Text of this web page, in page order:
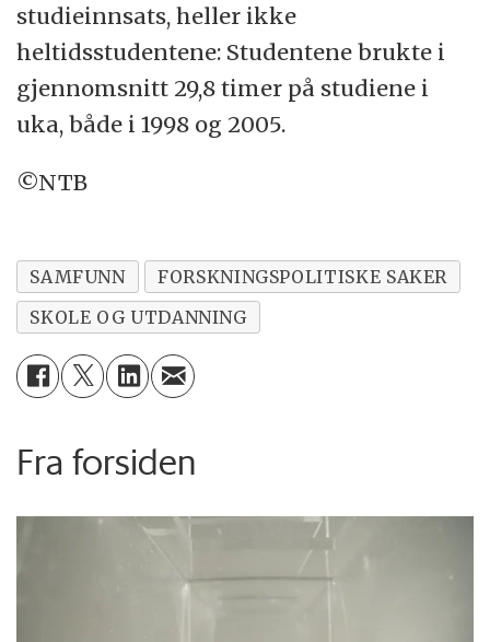
studieinnsats, heller ikke
heltidsstudentene: Studentene brukte i
gjennomsnitt 29,8 timer på studiene i
uka, både i 1998 og 2005.
©NTB
SAMFUNN
FORSKNINGSPOLITISKE SAKER
SKOLE OG UTDANNING
Fra forsiden